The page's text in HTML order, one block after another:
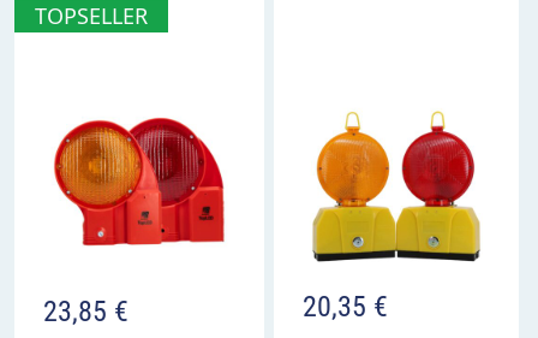
TOPSELLER
23,85 € 20,35 €